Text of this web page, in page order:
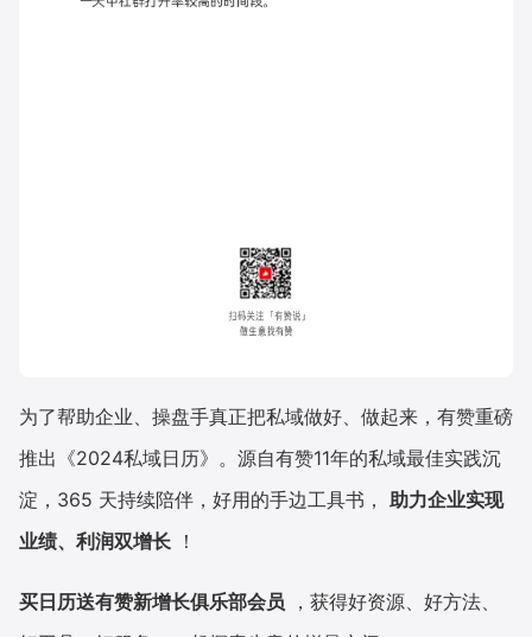
为了帮助企业、操盘手真正把私域做好、做起来，有赞重磅
推出《2024私域日历》。源自有赞11年的私域最佳实践沉
淀，365 天持续陪伴，好用的手边工具书， 助力企业实现
业绩、利润双增长 ！
买日历送有赞新增长俱乐部会员 ，获得好资源、好方法、